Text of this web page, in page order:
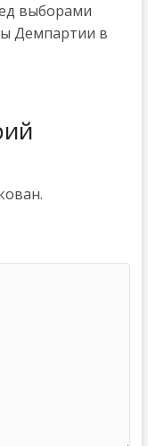
выборами
Демпартии в